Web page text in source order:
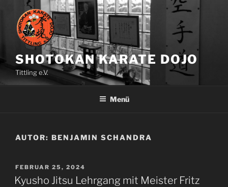
Inhalt
springen
SHOTOKAN KARATE DOJO
Tittling e.V.
Menü
AUTOR: BENJAMIN SCHANDRA
VERÖFFENTLICHT
AM
FEBRUAR 25, 2024
Kyusho Jitsu Lehrgang mit Meister Fritz